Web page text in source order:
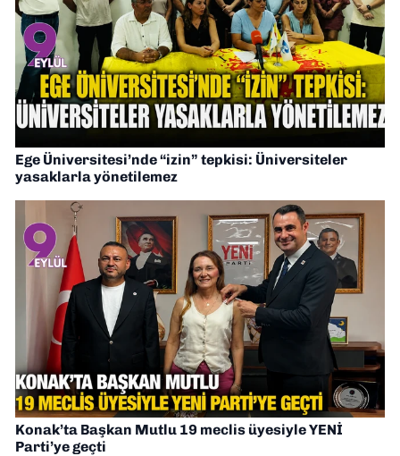
Ege Üniversitesi’nde “izin” tepkisi: Üniversiteler
yasaklarla yönetilemez
Konak’ta Başkan Mutlu 19 meclis üyesiyle YENİ
Parti’ye geçti